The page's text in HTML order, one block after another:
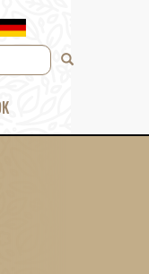
Keresés